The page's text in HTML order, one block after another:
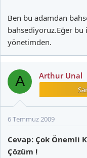
Ben bu adamdan
bahsediyoruz.Eğer bu
yönetimden.
A Arthur Unal
6 Temmuz 2009
Cevap: Çok Önemli
Çözüm !